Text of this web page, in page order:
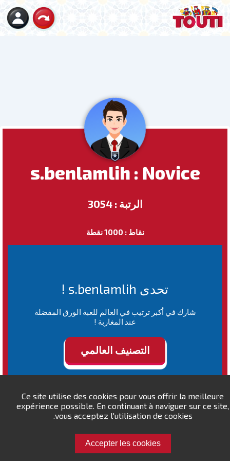
Ce site utilise des cookies pour vous offrir la meilleure
expérience possible. En continuant à naviguer sur ce site,
vous acceptez l'utilisation de cookies.
Accepter les cookies
s.benlamlih : Novice
الرتبة : 3054
نقاط : 1000 نقطة
تحدى s.benlamlih !
شارك في أكبر ترتيب في العالم للعبة الورق المفضلة
عند المغاربة !
التصنيف العالمي